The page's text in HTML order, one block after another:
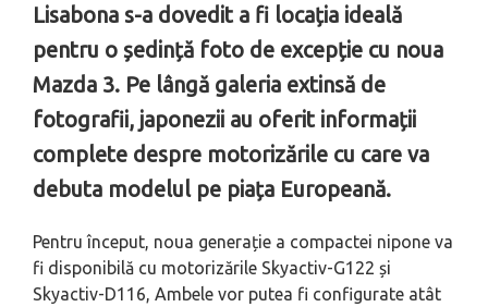
Lisabona s-a dovedit a fi locația ideală
pentru o ședință foto de excepție cu noua
Mazda 3. Pe lângă galeria extinsă de
fotografii, japonezii au oferit informații
complete despre motorizările cu care va
debuta modelul pe piața Europeană.
Pentru început, noua generație a compactei nipone va
fi disponibilă cu motorizările Skyactiv-G122 și
Skyactiv-D116, Ambele vor putea fi configurate atât